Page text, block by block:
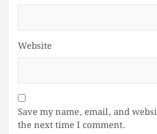
Website
Save my name, email, and
the next time I comment.